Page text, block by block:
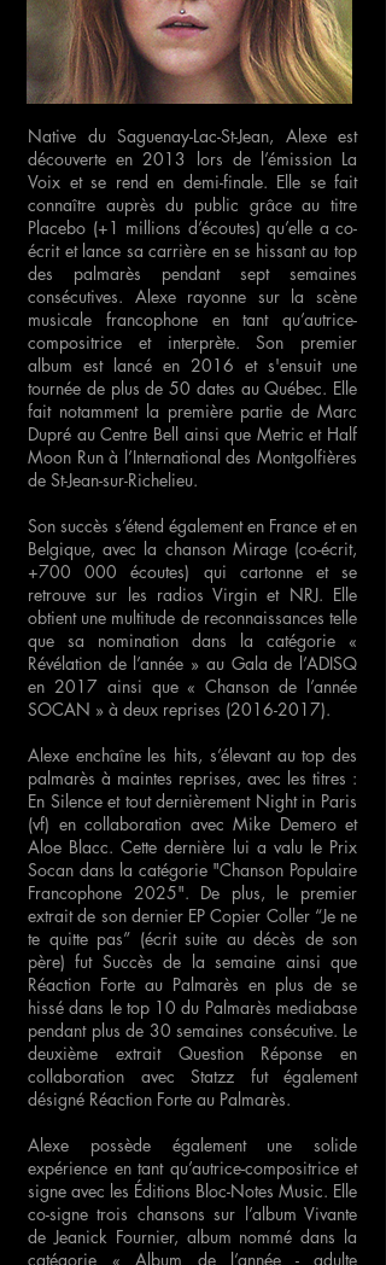
Native du Saguenay-Lac-St-Jean, Alexe est
découverte en 2013 lors de l’émission La
Voix et se rend en demi-finale. Elle se fait
connaître auprès du public grâce au titre
Placebo (+1 millions d’écoutes) qu’elle a co-
écrit et lance sa carrière en se hissant au top
des palmarès pendant sept semaines
consécutives. Alexe rayonne sur la scène
musicale francophone en tant qu’autrice-
compositrice et interprète. Son premier
album est lancé en 2016 et s'ensuit une
tournée de plus de 50 dates au Québec. Elle
fait notamment la première partie de Marc
Dupré au Centre Bell ainsi que Metric et Half
Moon Run à l’International des Montgolfières
de St-Jean-sur-Richelieu.
Son succès s’étend également en France et en
Belgique, avec la chanson Mirage (co-écrit,
+700 000 écoutes) qui cartonne et se
retrouve sur les radios Virgin et NRJ. Elle
obtient une multitude de reconnaissances telle
que sa nomination dans la catégorie «
Révélation de l’année » au Gala de l’ADISQ
en 2017 ainsi que « Chanson de l’année
SOCAN » à deux reprises (2016-2017).
Alexe enchaîne les hits, s’élevant au top des
palmarès à maintes reprises, avec les titres :
En Silence et tout dernièrement Night in Paris
(vf) en collaboration avec Mike Demero et
Aloe Blacc. Cette dernière lui a valu le Prix
Socan dans la catégorie "Chanson Populaire
Francophone 2025". De plus, le premier
extrait de son dernier EP Copier Coller “Je ne
te quitte pas” (écrit suite au décès de son
père) fut Succès de la semaine ainsi que
Réaction Forte au Palmarès en plus de se
hissé dans le top 10 du Palmarès mediabase
pendant plus de 30 semaines consécutive. Le
deuxième extrait Question Réponse en
collaboration avec Statzz fut également
désigné Réaction Forte au Palmarès.
Alexe possède également une solide
expérience en tant qu’autrice-compositrice et
signe avec les Éditions Bloc-Notes Music. Elle
co-signe trois chansons sur l’album Vivante
de Jeanick Fournier, album nommé dans la
catégorie « Album de l’année - adulte